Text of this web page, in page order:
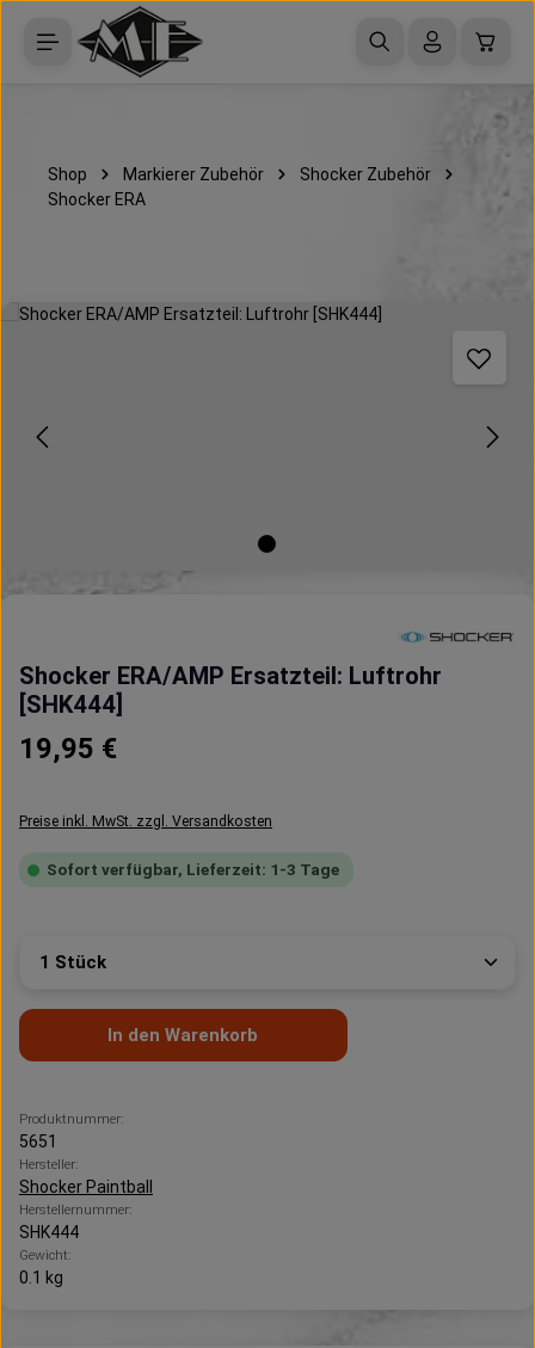
Zum Hauptinhalt springen
Shop Markierer Zubehör
Shocker Zubehör
Shocker ERA
Bildergalerie überspringen
Shocker ERA/AMP Ersatzteil: Luftrohr
[SHK444]
Regulärer Preis:
19,95 €
Preise inkl. MwSt. zzgl. Versandkosten
Sofort verfügbar, Lieferzeit: 1-3 Tage
Produkt Anzahl: Gib den gewünschten Wert ein
In den Warenkorb
Produktnummer:
5651
Hersteller:
Shocker Paintball
Herstellernummer:
SHK444
Gewicht:
0.1 kg